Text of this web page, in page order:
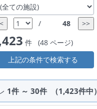
/
件 (48 ページ)
1件 ～ 30件 （1,423件中）